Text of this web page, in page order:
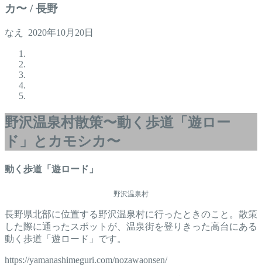
カ〜 / 長野
なえ 2020年10月20日
野沢温泉村散策〜動く歩道「遊ロー
ド」とカモシカ〜
動く歩道「遊ロード」
野沢温泉村
長野県北部に位置する野沢温泉村に行ったときのこと。散策
した際に通ったスポットが、温泉街を登りきった高台にある
動く歩道「遊ロード」です。
https://yamanashimeguri.com/nozawaonsen/